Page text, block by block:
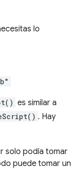
lo
es similar a
. Hay
solo podía tomar
puede tomar un